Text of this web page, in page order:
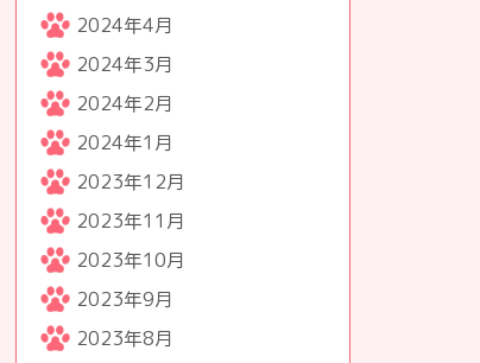
2024年4月
2024年3月
2024年2月
2024年1月
2023年12月
2023年11月
2023年10月
2023年9月
2023年8月